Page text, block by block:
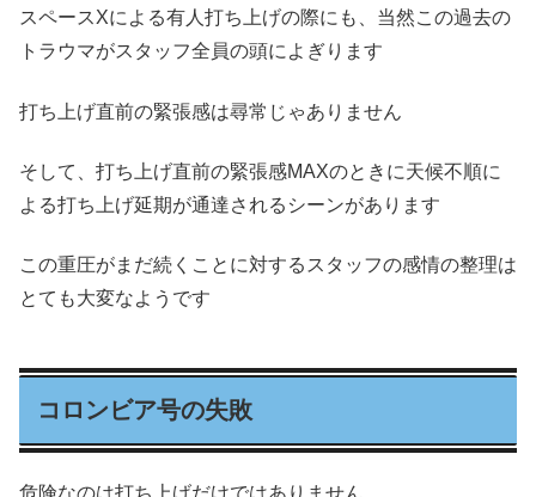
スペースXによる有人打ち上げの際にも、当然この過去の
トラウマがスタッフ全員の頭によぎります
打ち上げ直前の緊張感は尋常じゃありません
そして、打ち上げ直前の緊張感MAXのときに天候不順に
よる打ち上げ延期が通達されるシーンがあります
この重圧がまだ続くことに対するスタッフの感情の整理は
とても大変なようです
コロンビア号の失敗
危険なのは打ち上げだけではありません